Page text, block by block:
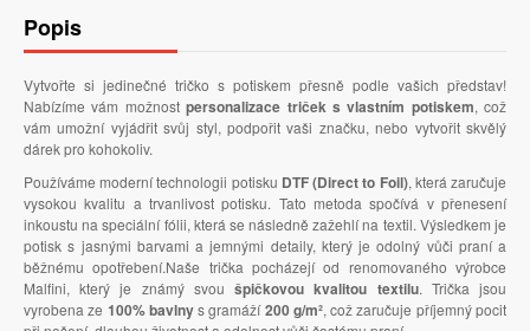
Popis
Vytvořte si jedinečné tričko s potiskem přesně podle vašich představ!
Nabízíme vám možnostpersonalizace triček s vlastním potiskem, což
vám umožní vyjádřit svůj styl, podpořit vaši značku, nebo vytvořit skvělý
dárek pro kohokoliv.
Používáme moderní technologii potisku DTF (Direct to Foil), která zaručuje
vysokou kvalitu a trvanlivost potisku. Tato metoda spočívá v přenesení
inkoustu na speciální fólii, která se následně zažehlí na textil. Výsledkem je
potisk s jasnými barvami a jemnými detaily, který je odolný vůči praní a
běžnému opotřebení.Naše trička pocházejí od renomovaného výrobce
Malfini, který je známý svoušpičkovou kvalitou textilu. Trička jsou
vyrobena ze 100% bavlnys gramáží200 g/m², což zaručuje příjemný pocit